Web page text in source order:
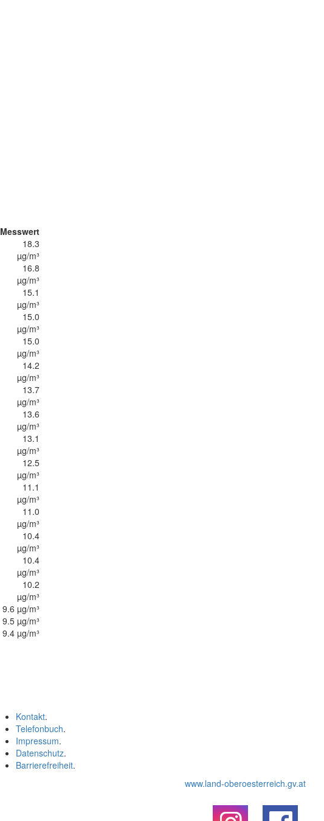
Messwert
18.3
µg/m³
16.8
µg/m³
15.1
µg/m³
15.0
µg/m³
15.0
µg/m³
14.2
µg/m³
13.7
µg/m³
13.6
µg/m³
13.1
µg/m³
12.5
µg/m³
11.1
µg/m³
11.0
µg/m³
10.4
µg/m³
10.4
µg/m³
10.2
µg/m³
9.6 µg/m³
9.5 µg/m³
9.4 µg/m³
Kontakt.
Telefonbuch.
Impressum.
Datenschutz.
Barrierefreiheit.
www.land-oberoesterreich.gv.at